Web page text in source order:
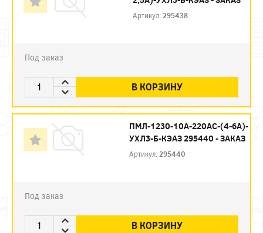
Артикул: 295438
Под заказ
В КОРЗИНУ
ПМЛ-1230-10А-220АС-(4-6А)-
УХЛ3-Б-КЭАЗ 295440 - ЗАКАЗ
Артикул: 295440
Под заказ
В КОРЗИНУ